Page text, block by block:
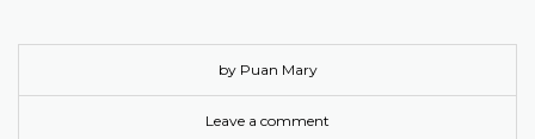
by Puan Mary
Leave a comment